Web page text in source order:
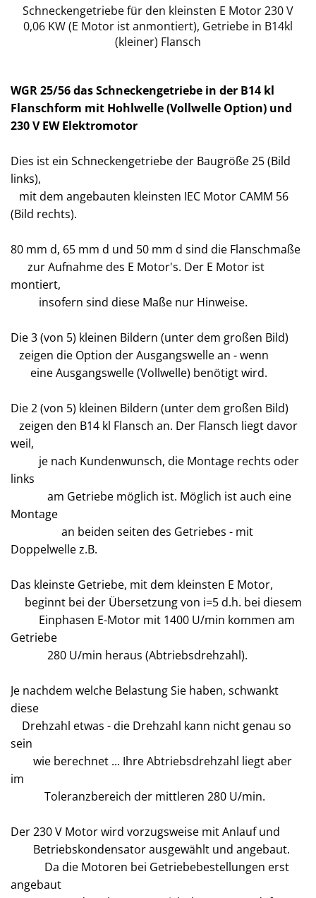
Schneckengetriebe für den kleinsten E Motor 230 V
0,06 KW (E Motor ist anmontiert), Getriebe in B14kl
(kleiner) Flansch
WGR 25/56 das Schneckengetriebe in der B14 kl
Flanschform mit Hohlwelle (Vollwelle Option) und
230 V EW Elektromotor
Dies ist ein Schneckengetriebe der Baugröße 25 (Bild
links),
mit dem angebauten kleinsten IEC Motor CAMM 56
(Bild rechts).
80 mm d, 65 mm d und 50 mm d sind die Flanschmaße
zur Aufnahme des E Motor's. Der E Motor ist
montiert,
insofern sind diese Maße nur Hinweise.
Die 3 (von 5) kleinen Bildern (unter dem großen Bild)
zeigen die Option der Ausgangswelle an - wenn
eine Ausgangswelle (Vollwelle) benötigt wird.
Die 2 (von 5) kleinen Bildern (unter dem großen Bild)
zeigen den B14 kl Flansch an. Der Flansch liegt davor
weil,
je nach Kundenwunsch, die Montage rechts oder
links
am Getriebe möglich ist. Möglich ist auch eine
Montage
an beiden seiten des Getriebes - mit
Doppelwelle z.B.
Das kleinste Getriebe, mit dem kleinsten E Motor,
beginnt bei der Übersetzung von i=5 d.h. bei diesem
Einphasen E-Motor mit 1400 U/min kommen am
Getriebe
280 U/min heraus (Abtriebsdrehzahl).
Je nachdem welche Belastung Sie haben, schwankt
diese
Drehzahl etwas - die Drehzahl kann nicht genau so
sein
wie berechnet ... Ihre Abtriebsdrehzahl liegt aber
im
Toleranzbereich der mittleren 280 U/min.
Der 230 V Motor wird vorzugsweise mit Anlauf und
Betriebskondensator ausgewählt und angebaut.
Da die Motoren bei Getriebebestellungen erst
angebaut